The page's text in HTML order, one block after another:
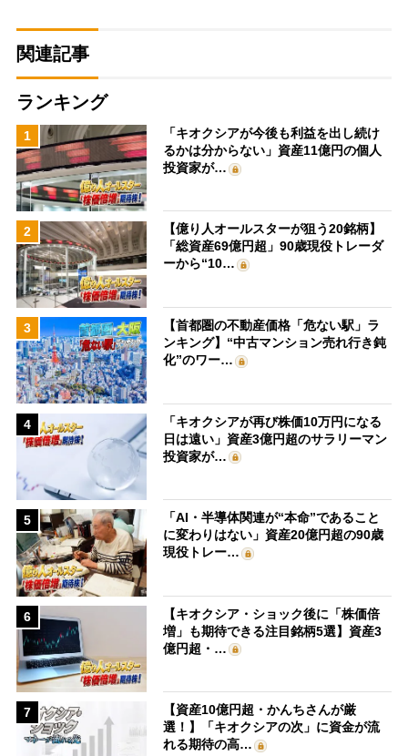
関連記事
ランキング
1
「キオクシアが今後も利益を出し続け
るかは分からない」資産11億円の個人
投資家が…
2
【億り人オールスターが狙う20銘柄】
「総資産69億円超」90歳現役トレーダ
ーから“10…
3
【首都圏の不動産価格「危ない駅」ラ
ンキング】“中古マンション売れ行き鈍
化”のワー…
4
「キオクシアが再び株価10万円になる
日は遠い」資産3億円超のサラリーマン
投資家が…
5
「AI・半導体関連が“本命”であること
に変わりはない」資産20億円超の90歳
現役トレー…
6
【キオクシア・ショック後に「株価倍
増」も期待できる注目銘柄5選】資産3
億円超・…
7
【資産10億円超・かんちさんが厳
選！】「キオクシアの次」に資金が流
れる期待の高…